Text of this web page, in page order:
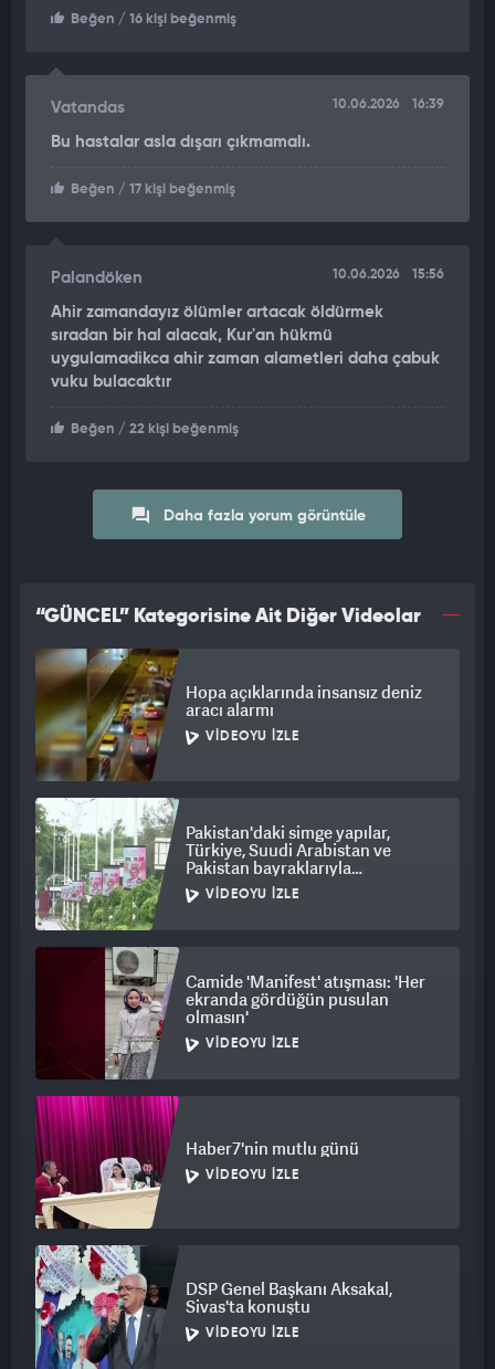
geldi, eşiniz hastanede hastaneye gelin dedi. Olaydan 3 gün
kafasına parke taşı ile vurulmuş, Eşimin yoğun bakımda olduğu
öne sürüldü. Biz bu süreçte adalet savaşı vererek karakola
giderek şahsı içeri alınmasını sağladık. Buradan yetkililerden
cezalandırılmasını istiyorum. Şahsın tahliye edilmesi bizim için
büyük bir yıkım oldu."
Beğen / 16 kişi beğenmiş
Vatandas 10.06.2026 16:39
Bu hastalar asla dışarı çıkmamalı.
Beğen / 17 kişi beğenmiş
Palandöken 10.06.2026 15:56
Ahir zamandayız ölümler artacak öldürmek
sıradan bir hal alacak, Kur'an hükmü
uygulamadikca ahir zaman alametleri daha çabuk
vuku bulacaktır
Beğen / 22 kişi beğenmiş
Daha fazla yorum görüntüle
“GÜNCEL” Kategorisine Ait Diğer Videolar
Hopa açıklarında insansız deniz
aracı alarmı
VIDEOYU İZLE
Pakistan'daki simge yapılar,
Türkiye, Suudi Arabistan ve
Pakistan bayraklarıyla
ışıklandırıldı
VIDEOYU İZLE
Camide 'Manifest' atışması: 'Her
ekranda gördüğün pusulan
olmasın'
VIDEOYU İZLE
Haber7'nin mutlu günü
VIDEOYU İZLE
DSP Genel Başkanı Aksakal,
Sivas'ta konuştu
VIDEOYU İZLE